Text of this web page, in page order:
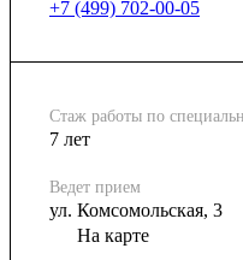
+7 (499) 702-00-05
Стаж работы по
7 лет
Ведет прием
ул. Комсомольская, 3
На карте